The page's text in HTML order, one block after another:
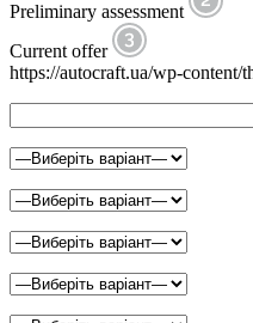
Preliminary assessment
Current offer
https://autocraft.ua/wp-content/